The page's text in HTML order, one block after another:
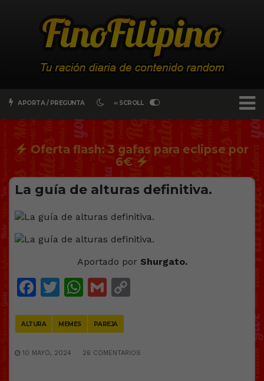
APORTA / PREGUNTA ∞ SCROLL
Oferta flash: 3 gafas para eclipse por
6€
La guía de alturas definitiva.
Aportado por Shurgato.
Facebook
Twitter
WhatsApp
Gmail
ALTURA MEMES PAREJA
10 MAYO, 2024 26 COMENTARIOS